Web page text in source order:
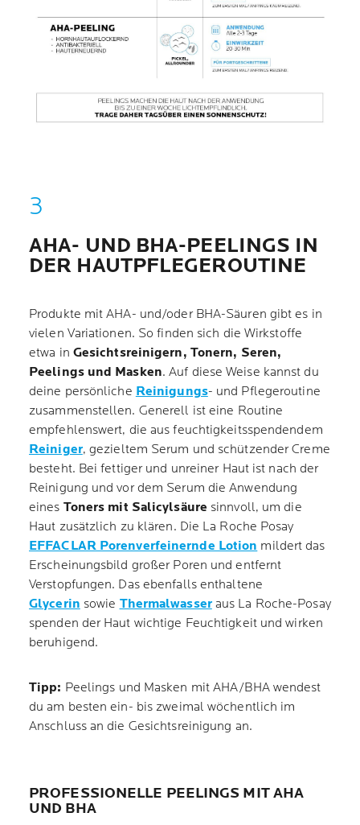
AHA- UND BHA-PEELINGS IN
DER HAUTPFLEGEROUTINE
Produkte mit AHA- und/oder BHA-Säuren gibt es in
vielen Variationen. So finden sich die Wirkstoffe
etwa in Gesichtsreinigern, Tonern, Seren,
Peelings und Masken. Auf diese Weise kannst du
deine persönliche Reinigungs- und Pflegeroutine
zusammenstellen. Generell ist eine Routine
empfehlenswert, die aus feuchtigkeitsspendendem
Reiniger, gezieltem Serum und schützender Creme
besteht. Bei fettiger und unreiner Haut ist nach der
Reinigung und vor dem Serum die Anwendung
eines Toners mit Salicylsäure sinnvoll, um die
Haut zusätzlich zu klären. Die La Roche Posay
EFFACLAR Porenverfeinernde Lotion mildert das
Erscheinungsbild großer Poren und entfernt
Verstopfungen. Das ebenfalls enthaltene
Glycerin sowie Thermalwasseraus La Roche-Posay
spenden der Haut wichtige Feuchtigkeit und wirken
beruhigend.
Tipp: Peelings und Masken mit AHA/BHA wendest
du am besten ein- bis zweimal wöchentlich im
Anschluss an die Gesichtsreinigung an.
PROFESSIONELLE PEELINGS MIT AHA
UND BHA